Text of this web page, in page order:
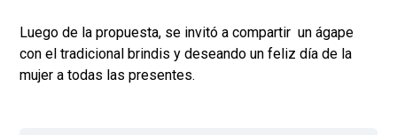
Luego de la propuesta, se invitó a compartir un ágape
con el tradicional brindis y deseando un feliz día de la
mujer a todas las presentes.